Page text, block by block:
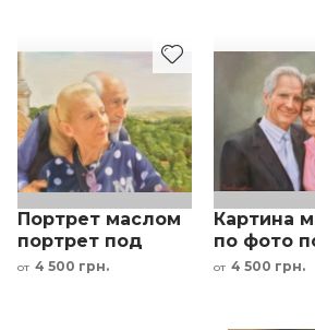
Портрет маслом
портрет под
заказ семейная
от 4 500 грн.
Картина
по фото
семьи
от 4 500 грн.